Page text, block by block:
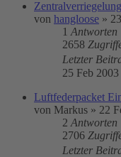
Zentralverriegelung
von hangloose »
1 Antworten
2658
Letzter
25 Feb
Luftfederpacket
von Markus » 22
2 Antworten
2706
Letzter